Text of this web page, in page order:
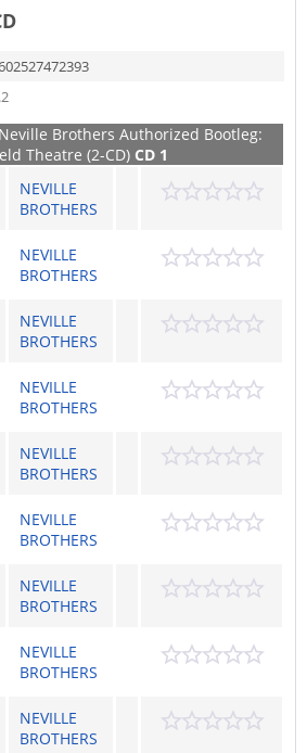
Brothers Authorized Bootleg:
Theatre (2-CD) CD 1
NEVILLE
BROTHERS
NEVILLE
BROTHERS
NEVILLE
BROTHERS
NEVILLE
BROTHERS
NEVILLE
BROTHERS
NEVILLE
BROTHERS
NEVILLE
BROTHERS
NEVILLE
BROTHERS
NEVILLE
BROTHERS